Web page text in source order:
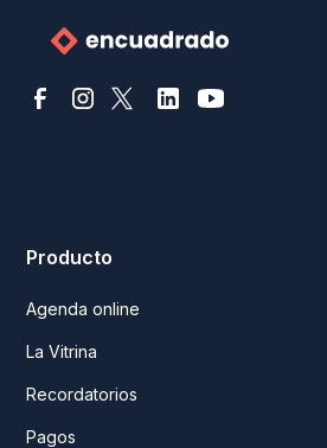
Producto
Agenda online
La Vitrina
Recordatorios
Pagos